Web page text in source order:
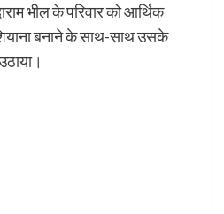
भील के परिवार को आर्थिक
बनाने के साथ-साथ उसके